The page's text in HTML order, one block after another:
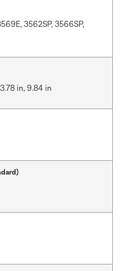
3562SP, 3566SP,
in, 9.84 in